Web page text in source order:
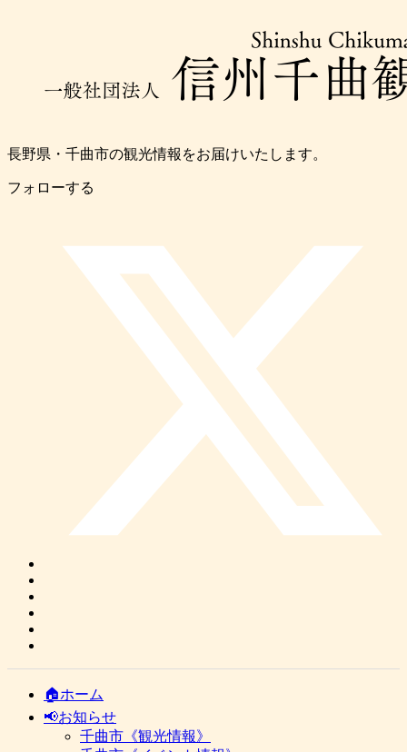
長野県・千曲市の観光情報をお届けいたします。
フォローする
🏠ホーム
📢お知らせ
千曲市《観光情報》